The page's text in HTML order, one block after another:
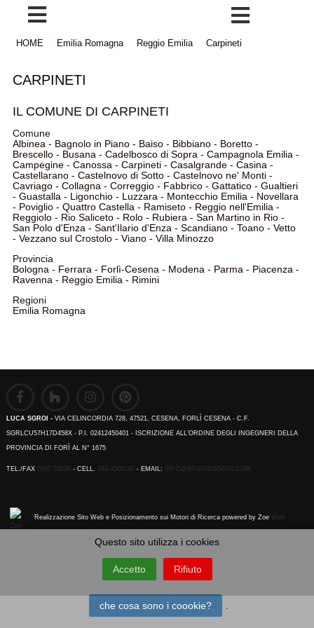
HOME Emilia Romagna Reggio Emilia Carpineti
CARPINETI
IL COMUNE DI CARPINETI
Comune
Albinea- Bagnolo in Piano- Baiso- Bibbiano- Boretto-
Brescello- Busana- Cadelbosco di Sopra- Campagnola Emilia-
Campegine- Canossa- Carpineti- Casalgrande- Casina-
Castellarano- Castelnovo di Sotto- Castelnovo ne' Monti-
Cavriago- Collagna- Correggio- Fabbrico- Gattatico- Gualtieri
- Guastalla- Ligonchio- Luzzara- Montecchio Emilia- Novellara
- Poviglio- Quattro Castella- Ramiseto- Reggio nell'Emilia-
Reggiolo- Rio Saliceto- Rolo- Rubiera- San Martino in Rio-
San Polo d'Enza- Sant'Ilario d'Enza- Scandiano- Toano- Vetto
- Vezzano sul Crostolo- Viano- Villa Minozzo
Provincia
Bologna- Ferrara- Forlì-Cesena- Modena- Parma- Piacenza-
Ravenna- Reggio Emilia- Rimini
Regioni
Emilia Romagna
LUCA SGROI - VIA CELINCORDIA 728, 47521, CESENA, FORLÌ CESENA - C.F.
SGRLCU57H17D458X - P.I. 02412450401 - ISCRIZIONE ALL’ORDINE DEGLI INGEGNERI DELLA
PROVINCIA DI FORÌ AL N° 1675
TEL./FAX 0547.28596 - CELL. 348.4500140 - EMAIL: INFO@STUDIOSGROI.COM
Realizzazione Sito Web e Posizionamento sui Motori di Ricerca powered by Zoe Web
Questo sito utilizza i cookies
Accetto Rifiuto
che cosa sono i coookie? .